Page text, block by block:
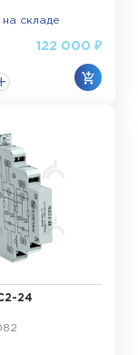
складе
122 000 ₽
24